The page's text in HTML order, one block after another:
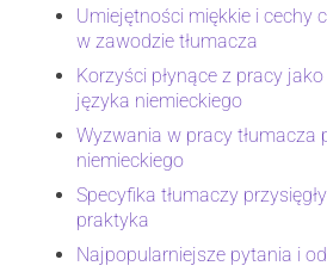
Umiejętności miękkie i cechy
w zawodzie tłumacza
Korzyści płynące z pracy
języka niemieckiego
Wyzwania w pracy tłumacza
niemieckiego
Specyfika tłumaczy
praktyka
Najpopularniejsze pytania i